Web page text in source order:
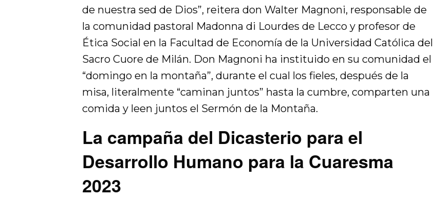
de nuestra sed de Dios”, reitera don Walter Magnoni, responsable de
la comunidad pastoral Madonna di Lourdes de Lecco y profesor de
Ética Social en la Facultad de Economía de la Universidad Católica del
Sacro Cuore de Milán. Don Magnoni ha instituido en su comunidad el
“domingo en la montaña”, durante el cual los fieles, después de la
misa, literalmente “caminan juntos” hasta la cumbre, comparten una
comida y leen juntos el Sermón de la Montaña.
La campaña del Dicasterio para el
Desarrollo Humano para la Cuaresma
2023